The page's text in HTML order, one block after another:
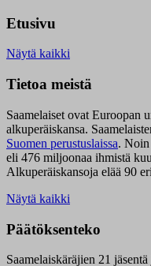
Etusivu
Näytä kaikki
Tietoa meistä
Saamelaiset ovat Euroopan
alkuperäiskansa.
Suomen perustuslaissa. Noin
eli 476 miljoonaa ihmistä
Alkuperäiskansoja elää 90
Näytä kaikki
Päätöksenteko
Saamelaiskäräjien 21